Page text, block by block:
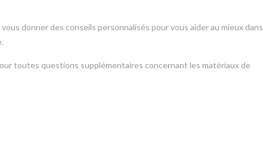
donner des conseils personnalisés pour vous aider au mieux dans
toutes questions supplémentaires concernant les matériaux de